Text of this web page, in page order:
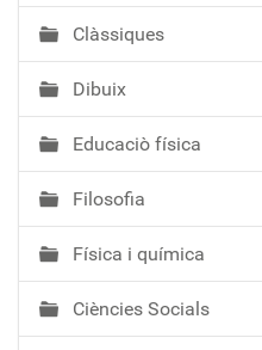
Clàssiques
Dibuix
Educaciò física
Filosofia
Física i química
Ciències Socials